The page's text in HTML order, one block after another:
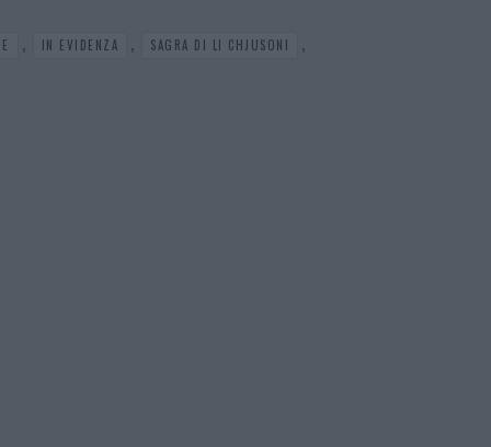
, IN EVIDENZA , SAGRA DI LI CHJUSONI ,